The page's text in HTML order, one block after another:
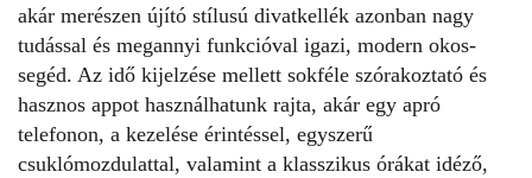
akár merészen újító stílusú divatkellék azonban nagy
tudással és megannyi funkcióval igazi, modern okos-
segéd. Az idő kijelzése mellett sokféle szórakoztató és
hasznos appot használhatunk rajta, akár egy apró
telefonon, a kezelése érintéssel, egyszerű
csuklómozdulattal, valamint a klasszikus órákat idéző,